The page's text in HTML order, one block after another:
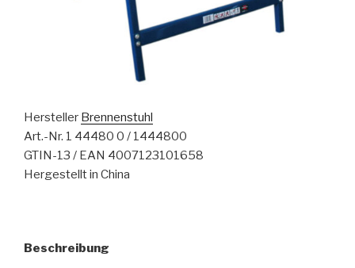
Hersteller Brennenstuhl
Art.-Nr. 1 44480 0 / 1444800
GTIN-13 / EAN 4007123101658
Hergestellt in China
Beschreibung